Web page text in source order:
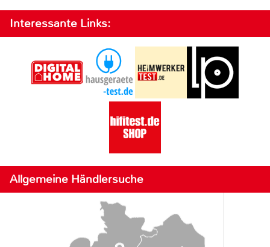
Interessante Links:
Allgemeine Händlersuche